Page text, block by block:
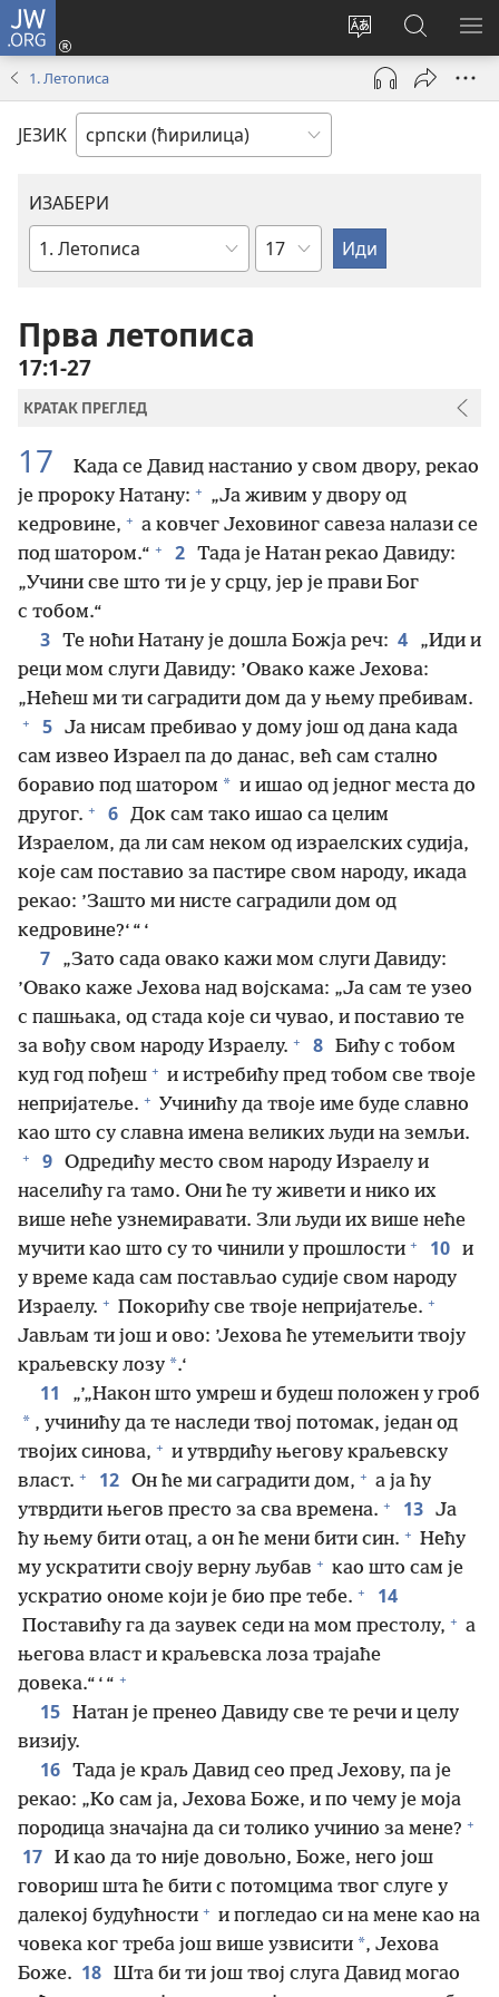
JW.ORG
Промени
језик
сајта
Пријава
(отвара
прозор)
Претрага
сајта
JW.ORG
1. Летописа
ЈЕЗИК
ИЗАБЕРИ
Библијска
Поглавље
Прва летописа
17:1-27
КРАТАК ПРЕГЛЕД
17
Када се Давид настанио у свом двору, рекао
је пророку Натану: + „Ја живим у двору од
кедровине, + а ковчег Јеховиног савеза налази се
под шатором.“ + 2 Тада је Натан рекао Давиду:
„Учини све што ти је у срцу, јер је прави Бог
с тобом.“
3 Те ноћи Натану је дошла Божја реч: 4
„Иди и
реци мом слуги Давиду: ’Овако каже Јехова:
„Нећеш ми ти саградити дом да у њему пребивам.
+ 5 Ја нисам пребивао у дому још од дана када
сам извео Израел па до данас, већ сам стално
боравио под шатором * и ишао од једног места до
другог. + 6 Док сам тако ишао са целим
Израелом, да ли сам неком од израелских судија,
које сам поставио за пастире свом народу, икада
рекао: ’Зашто ми нисте саградили дом од
кедровине?‘ “ ‘
7
„Зато сада овако кажи мом слуги Давиду:
’Овако каже Јехова над војскама: „Ја сам те узео
с пашњака, од стада које си чувао, и поставио те
за вођу свом народу Израелу. + 8 Бићу с тобом
куд год пођеш + и истребићу пред тобом све твоје
непријатеље. + Учинићу да твоје име буде славно
као што су славна имена великих људи на земљи.
+ 9 Одредићу место свом народу Израелу и
населићу га тамо. Они ће ту живети и нико их
више неће узнемиравати. Зли људи их више неће
мучити као што су то чинили у прошлости + 10 и
у време када сам постављао судије свом народу
Израелу. + Покорићу све твоје непријатеље. +
Јављам ти још и ово: ’Јехова ће утемељити твоју
краљевску лозу *.‘
11 „’„Након што умреш и будеш положен у гроб
* , учинићу да те наследи твој потомак, један од
твојих синова, + и утврдићу његову краљевску
власт. + 12 Он ће ми саградити дом, + а ја ћу
утврдити његов престо за сва времена. + 13 Ја
ћу њему бити отац, а он ће мени бити син. + Нећу
му ускратити своју верну љубав + као што сам је
ускратио ономе који је био пре тебе. + 14
Поставићу га да заувек седи на мом престолу, + а
његова власт и краљевска лоза трајаће
довека.“ ‘ “ +
15 Натан је пренео Давиду све те речи и целу
визију.
16 Тада је краљ Давид сео пред Јехову, па је
рекао: „Ко сам ја, Јехова Боже, и по чему је моја
породица значајна да си толико учинио за мене? +
17 И као да то није довољно, Боже, него још
говориш шта ће бити с потомцима твог слуге у
далекој будућности + и погледао си на мене као на
човека ког треба још више узвисити *, Јехова
Боже. 18 Шта би ти још твој слуга Давид могао